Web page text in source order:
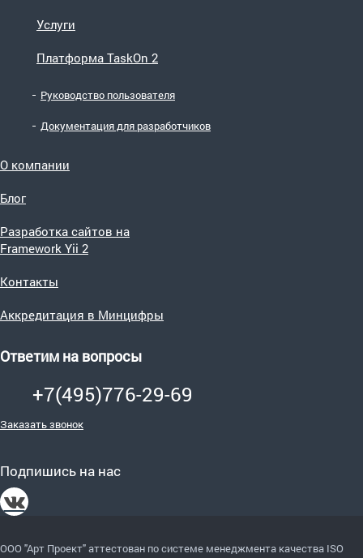
Услуги
Платформа TaskOn 2
Руководство пользователя
Документация для разработчиков
О компании
Блог
Разработка сайтов на
Framework Yii 2
Контакты
Аккредитация в Минцифры
Ответим на вопросы
+7(495)776-29-69
Заказать звонок
Подпишись на нас
ООО "Арт Проект" аттестован по системе менеджмента качества ISO